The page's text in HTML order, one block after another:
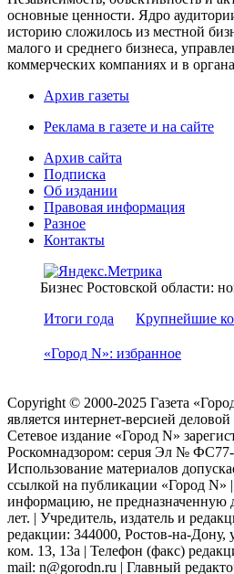
основные ценности. Ядро
историю сложилось из местной
малого и среднего бизнеса,
коммерческих компаниях и в
Архив газеты
Реклама в газете и на сайте
Архив сайта
Подписка
Об издании
Правовая информация
Разное
Контакты
Бизнес Ростовской области:
Итоги года
Крупнейшие
«Город N»: избранное
Copyright © 2000-2025 Газета
является интернет-версией деловой
Сетевое издание «Город N»
Роскомнадзором: серuя Эл № ФС77-
Использование материалов
ссылкой на публикации «Город N»
информацию, не предназначенную
лет. | Учредитель, издатель и
редакции: 344000, Ростов-на-Дону,
ком. 13, 13а | Телефон (факс)
mail: n@gorodn.ru | Главный